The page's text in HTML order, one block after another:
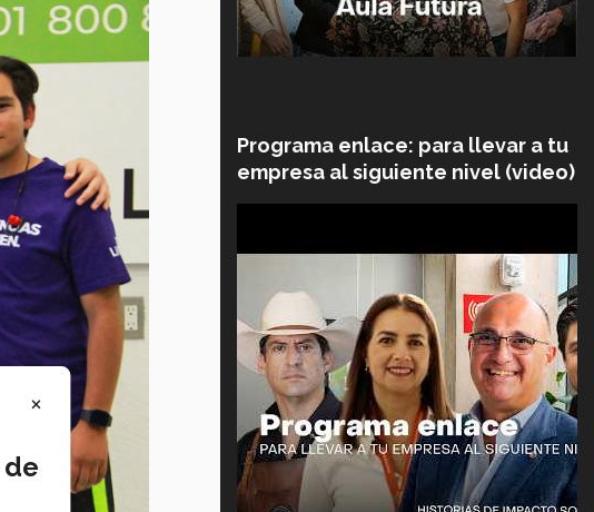
Programa enlace: para llevar a tu
empresa al siguiente nivel (video)
×